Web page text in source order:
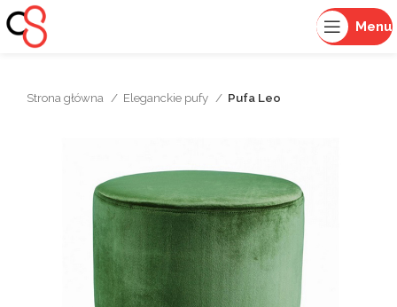
Menu
Strona główna Eleganckie pufy Pufa Leo